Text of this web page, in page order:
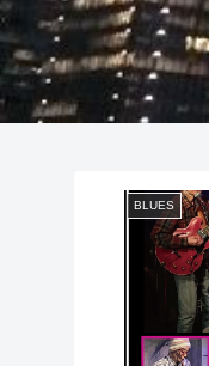
BLUES